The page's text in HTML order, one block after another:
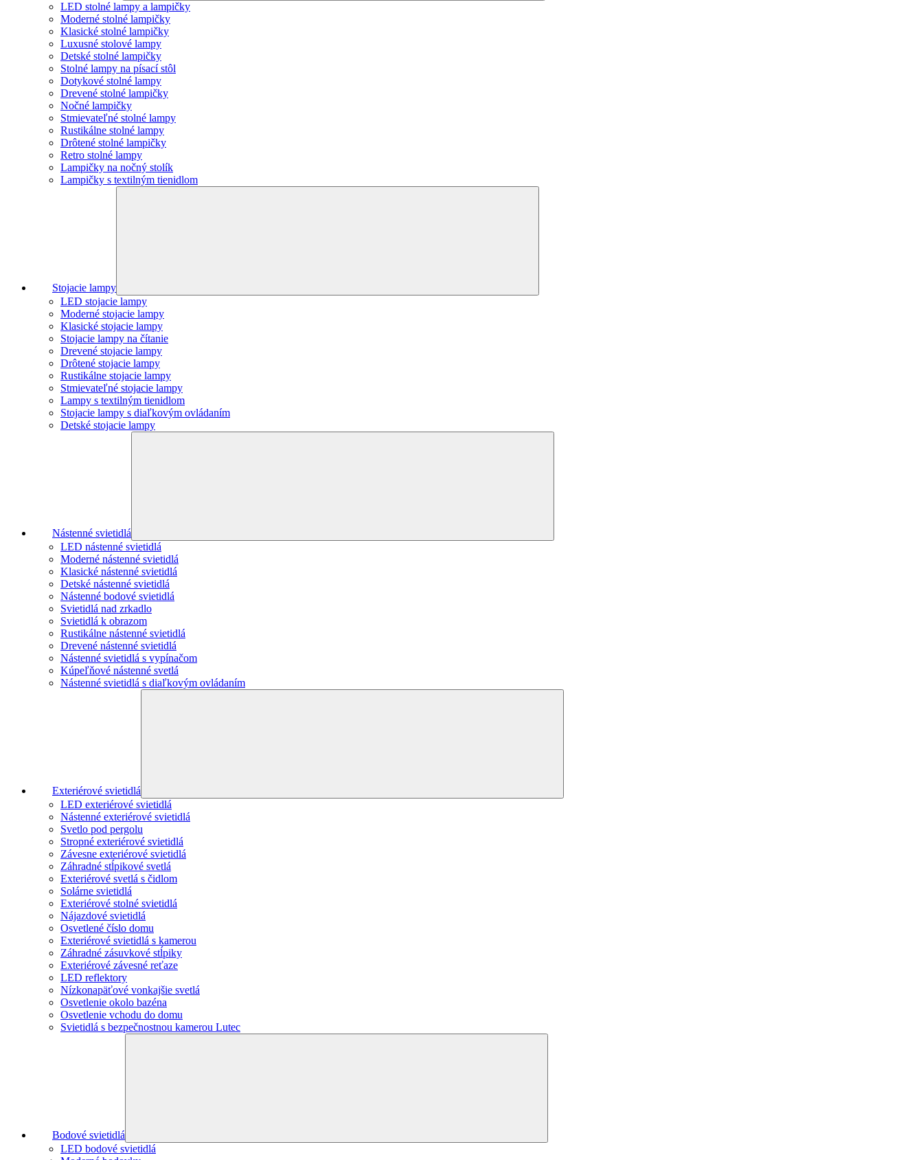
LED stolné lampy a lampičky
Moderné stolné lampičky
Klasické stolné lampičky
Luxusné stolové lampy
Detské stolné lampičky
Stolné lampy na písací stôl
Dotykové stolné lampy
Drevené stolné lampičky
Nočné lampičky
Stmievateľné stolné lampy
Rustikálne stolné lampy
Drôtené stolné lampičky
Retro stolné lampy
Lampičky na nočný stolík
Lampičky s textilným tienidlom
Stojacie lampy
LED stojacie lampy
Moderné stojacie lampy
Klasické stojacie lampy
Stojacie lampy na čítanie
Drevené stojacie lampy
Drôtené stojacie lampy
Rustikálne stojacie lampy
Stmievateľné stojacie lampy
Lampy s textilným tienidlom
Stojacie lampy s diaľkovým ovládaním
Detské stojacie lampy
Nástenné svietidlá
LED nástenné svietidlá
Moderné nástenné svietidlá
Klasické nástenné svietidlá
Detské nástenné svietidlá
Nástenné bodové svietidlá
Svietidlá nad zrkadlo
Svietidlá k obrazom
Rustikálne nástenné svietidlá
Drevené nástenné svietidlá
Nástenné svietidlá s vypínačom
Kúpeľňové nástenné svetlá
Nástenné svietidlá s diaľkovým ovládaním
Exteriérové svietidlá
LED exteriérové svietidlá
Nástenné exteriérové svietidlá
Svetlo pod pergolu
Stropné exteriérové svietidlá
Závesne exteriérové svietidlá
Záhradné stĺpikové svetlá
Exteriérové svetlá s čidlom
Solárne svietidlá
Exteriérové stolné svietidlá
Nájazdové svietidlá
Osvetlené číslo domu
Exteriérové svietidlá s kamerou
Záhradné zásuvkové stĺpiky
Exteriérové závesné reťaze
LED reflektory
Nízkonapäťové vonkajšie svetlá
Osvetlenie okolo bazéna
Osvetlenie vchodu do domu
Svietidlá s bezpečnostnou kamerou Lutec
Bodové svietidlá
LED bodové svietidlá